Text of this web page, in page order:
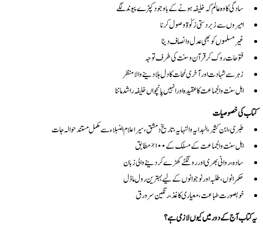
سادگی کا وہ عالم کہ خلیفہ ہونے کے باوجود کپڑے پیوند لگے
امیروں سے زبردستی زکوٰۃ وصول کرنا
غیر مسلموں کو بھی عدل و انصاف دینا
فتوحات روک کر قرآن و سنت کی طرف توجہ
زہر سے شہادت اور آخری لمحات کا دل ہلا دینے والا منظر
اہل سنت والجماعت کا عقیدہ اور انہیں پانچواں خلیفہ راشد ماننا
کتاب کی خصوصیات
طبری، ابن کثیر، البدایہ والنہایہ، تاریخ دمشق، سیر اعلام النبلاء سے مکمل مستند حوالہ جات
اہل سنت والجماعت کے مسلک کے ۱۰۰٪ مطابق
سادہ، روانی بھری اور رونگٹے کھڑے کر دینے والی زبان
حکمرانوں، طلبہ اور نوجوانوں کے لیے بہترین رول ماڈل
خوبصورت طباعت، معیاری کاغذ، رنگین سرورق
یہ کتاب آج کے دور میں کیوں لازمی ہے؟